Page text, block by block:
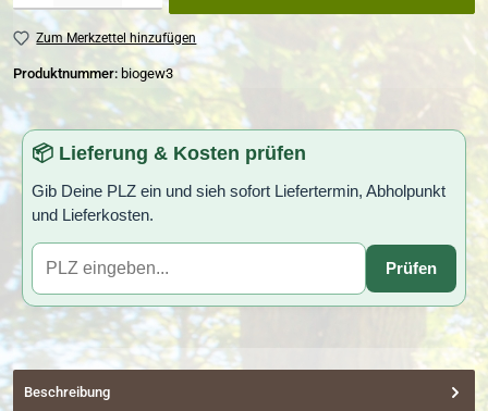
Zum Merkzettel hinzufügen
Produktnummer: biogew3
📦 Lieferung & Kosten prüfen
Gib Deine PLZ ein und sieh sofort Liefertermin, Abholpunkt
und Lieferkosten.
Prüfen
Beschreibung